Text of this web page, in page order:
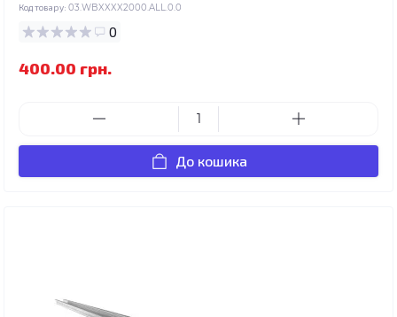
Код товару: 03.WBXXXX2000.ALL.0.0
0
400.00 грн.
До кошика